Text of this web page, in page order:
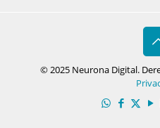
© 2025 Neurona Digital.